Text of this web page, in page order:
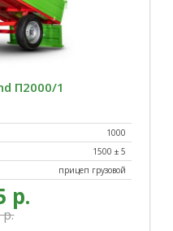
П2000/1
1000
1500 ± 5
прицеп грузовой
р.
р.